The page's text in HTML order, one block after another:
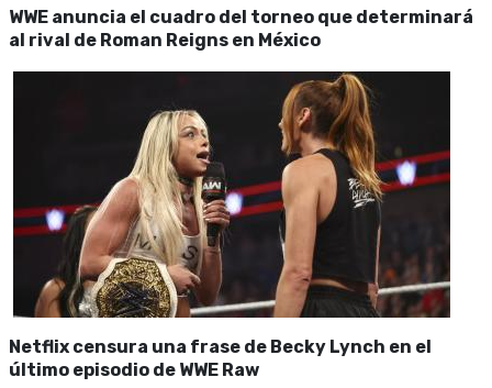
WWE anuncia el cuadro del torneo que determinará
al rival de Roman Reigns en México
Netflix censura una frase de Becky Lynch en el
último episodio de WWE Raw